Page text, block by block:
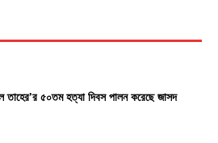
তাহের’র ৫০তম হত্যা দিবস পালন করেছে জাসদ